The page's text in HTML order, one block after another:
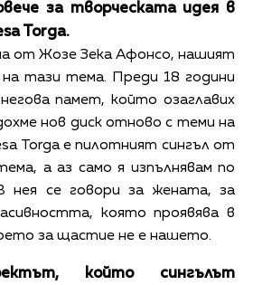
за творческата идея в
Torga.
от Жозе Зека Афонсо, нашият
тази тема. Преди 18 години
памет, който озаглавих
нов диск отново с теми на
Torga е пилотният сингъл от
а аз само я изпълнявам по
нея се говори за жената, за
която проявява в
за щастие не е нашето.
който сингълът